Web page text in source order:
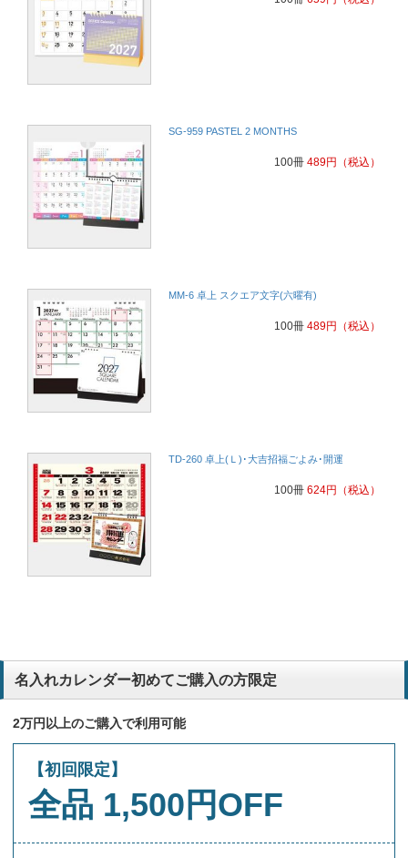
SG-959 PASTEL 2 MONTHS
100冊 489円 （税込）
MM-6 卓上 スクエア文字(六曜有)
100冊 489円 （税込）
TD-260 卓上(Ｌ)･大吉招福ごよみ･開運
100冊 624円 （税込）
名入れカレンダー初めてご購入の方限定
2万円以上のご購入で利用可能
【初回限定】
全品 1,500円OFF